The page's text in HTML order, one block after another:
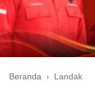
Beranda › Landak